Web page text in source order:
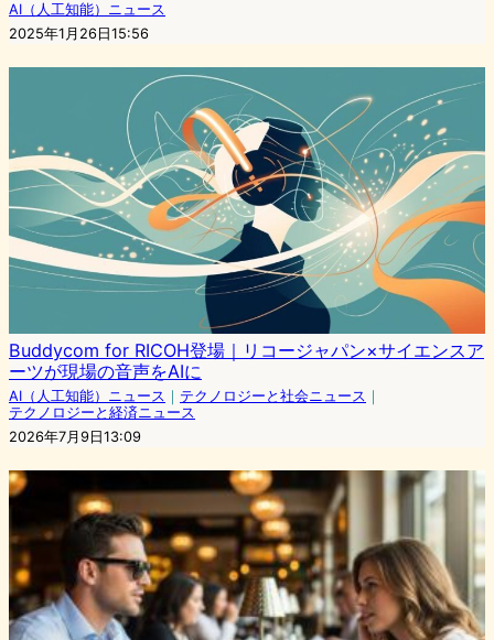
AI（人工知能）ニュース
2025年1月26日15:56
Buddycom for RICOH登場｜リコージャパン×サイエンスア
ーツが現場の音声をAIに
AI（人工知能）ニュース ｜ テクノロジーと社会ニュース ｜
テクノロジーと経済ニュース
2026年7月9日13:09